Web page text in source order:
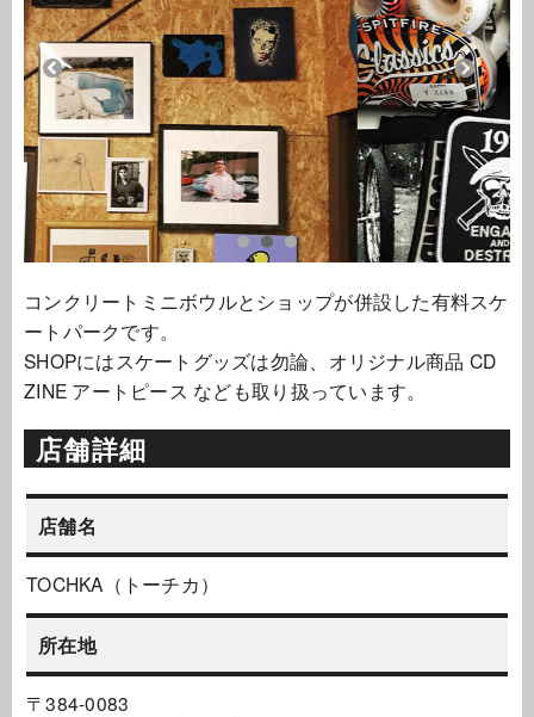
コンクリートミニボウルとショップが併設した有料スケ
ートパークです。
SHOPにはスケートグッズは勿論、オリジナル商品 CD
ZINE アートピース なども取り扱っています。
店舗詳細
店舗名
TOCHKA（トーチカ）
所在地
〒384-0083